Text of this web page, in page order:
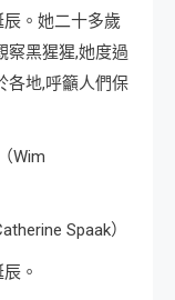
。她二十多歲
察黑猩猩,她度過
各地,呼籲人們保
Wim
Spaak）
。